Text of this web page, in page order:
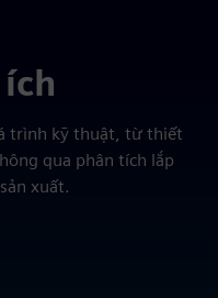
trình kỹ thuật, từ thiết
qua phân tích lắp
xuất.